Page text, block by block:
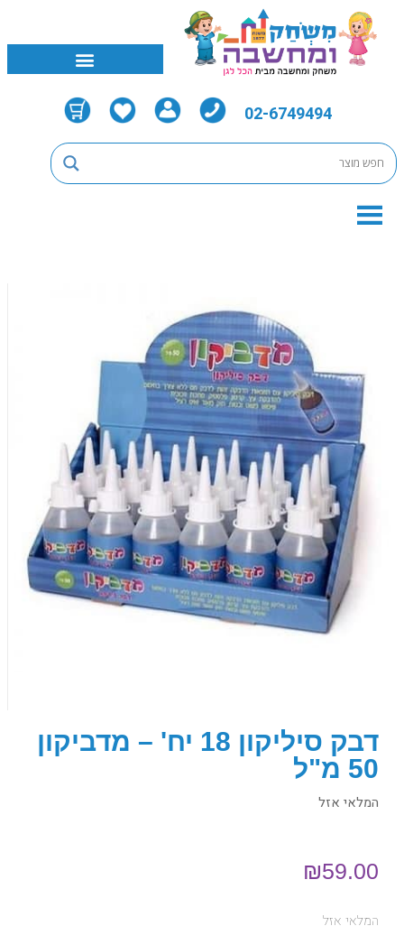
02-6749494
דבק סיליקון 18 יח' – מדביקון
50 מ"ל
המלאי אזל
₪59.00
המלאי אזל